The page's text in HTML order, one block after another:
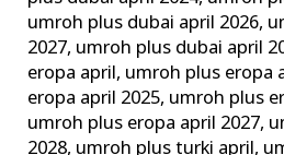
umroh plus dubai april 2026,
2027, umroh plus dubai april
eropa april, umroh plus eropa
eropa april 2025, umroh plus
umroh plus eropa april 2027,
2028, umroh plus turki april,